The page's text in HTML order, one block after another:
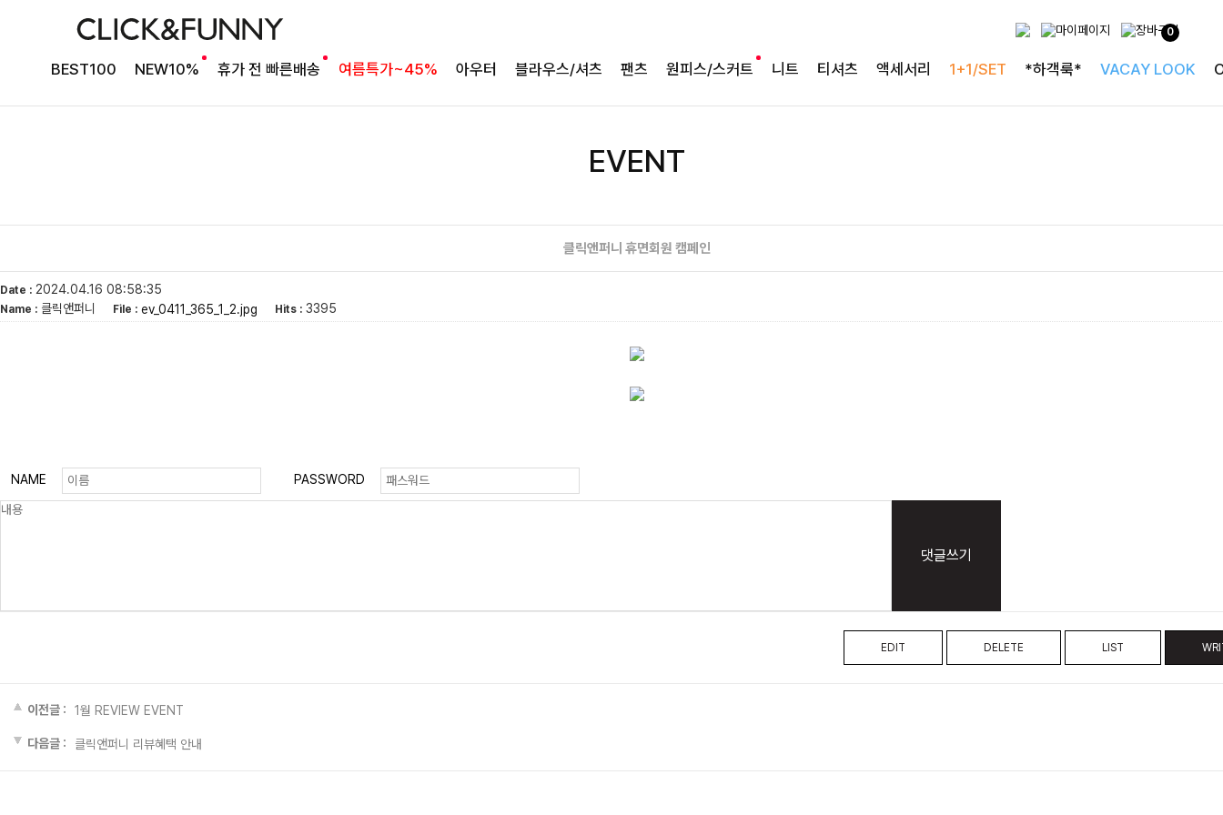
0
BEST100 NEW10% 휴가 전 빠른배송 여름특가~45% 아우터 블라우스/셔츠 팬츠 원피스/스커트 니트 티셔츠 액세서리 1+1/SET *하객룩* VACAY LOOK
EVENT
클릭앤퍼니 휴면회원 캠페인
Date : 2024.04.16 08:58:35
Name : 클릭앤퍼니 File : ev_0411_365_1_2.jpg Hits : 3395
NAME PASSWORD
댓글쓰기
EDIT DELETE LIST
이전글 : 1월 REVIEW EVENT
다음글 : 클릭앤퍼니 리뷰혜택 안내